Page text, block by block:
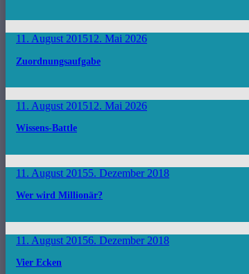
11. August 201512. Mai 2026
Zuordnungsaufgabe
11. August 201512. Mai 2026
Wissens-Battle
11. August 20155. Dezember 2018
Wer wird Millionär?
11. August 20156. Dezember 2018
Vier Ecken